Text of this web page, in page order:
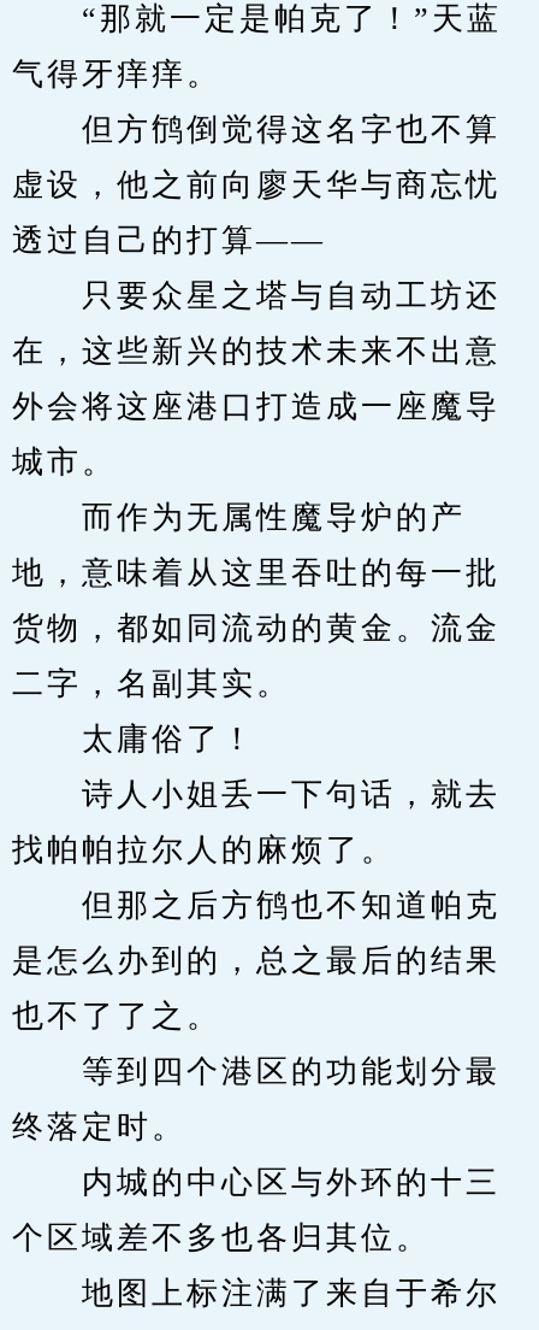
“那就一定是帕克了！”天蓝
气得牙痒痒。
但方鸻倒觉得这名字也不算
虚设，他之前向廖天华与商忘忧
透过自己的打算——
只要众星之塔与自动工坊还
在，这些新兴的技术未来不出意
外会将这座港口打造成一座魔导
城市。
而作为无属性魔导炉的产
地，意味着从这里吞吐的每一批
货物，都如同流动的黄金。流金
二字，名副其实。
太庸俗了！
诗人小姐丢一下句话，就去
找帕帕拉尔人的麻烦了。
但那之后方鸻也不知道帕克
是怎么办到的，总之最后的结果
也不了了之。
等到四个港区的功能划分最
终落定时。
内城的中心区与外环的十三
个区域差不多也各归其位。
地图上标注满了来自于希尔